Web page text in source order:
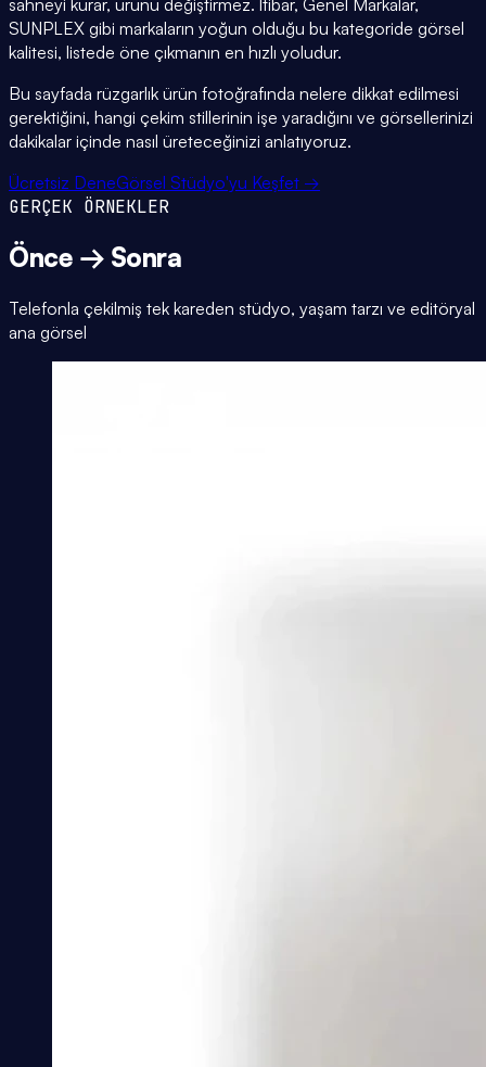
SUNPLEX gibi markaların yoğun olduğu bu kategoride görsel
kalitesi, listede öne çıkmanın en hızlı yoludur.
Bu sayfada rüzgarlık ürün fotoğrafında nelere dikkat edilmesi
gerektiğini, hangi çekim stillerinin işe yaradığını ve görsellerinizi
dakikalar içinde nasıl üreteceğinizi anlatıyoruz.
Ücretsiz DeneGörsel Stüdyo'yu Keşfet →
GERÇEK ÖRNEKLER
Önce → Sonra
Telefonla çekilmiş tek kareden stüdyo, yaşam tarzı ve editöryal
ana görsel